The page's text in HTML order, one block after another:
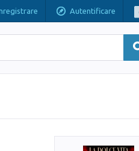
Autentificare